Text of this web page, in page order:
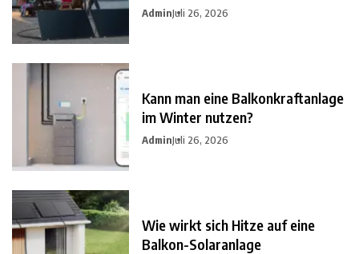
AdminJuli 26, 2026
Kann man eine Balkonkraftanlage
im Winter nutzen?
AdminJuli 26, 2026
Wie wirkt sich Hitze auf eine
Balkon-Solaranlage